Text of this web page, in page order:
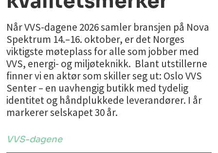
Når VVS-dagene 2026 samler bransjen på Nova
Spektrum 14.–16. oktober, er det Norges
viktigste møteplass for alle som jobber med
VVS, energi- og miljøteknikk. Blant utstillerne
finner vi en aktør som skiller seg ut: Oslo VVS
Senter – en uavhengig butikk med tydelig
identitet og håndplukkede leverandører. I år
markerer selskapet 30 år.
VVS-dagene